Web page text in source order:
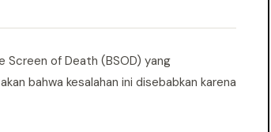
Screen of Death (BSOD) yang
bahwa kesalahan ini disebabkan karena